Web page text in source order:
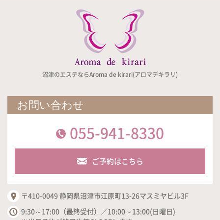
沼津のエステならAroma de kirari(アロマデキラリ)
お問い合わせ
055-941-8330
ご予約はこちら
〒410-0049 静岡県沼津市江原町13-26マスミヤビル3F
9:30～17:00（最終受付）／10:00～13:00(日曜日)